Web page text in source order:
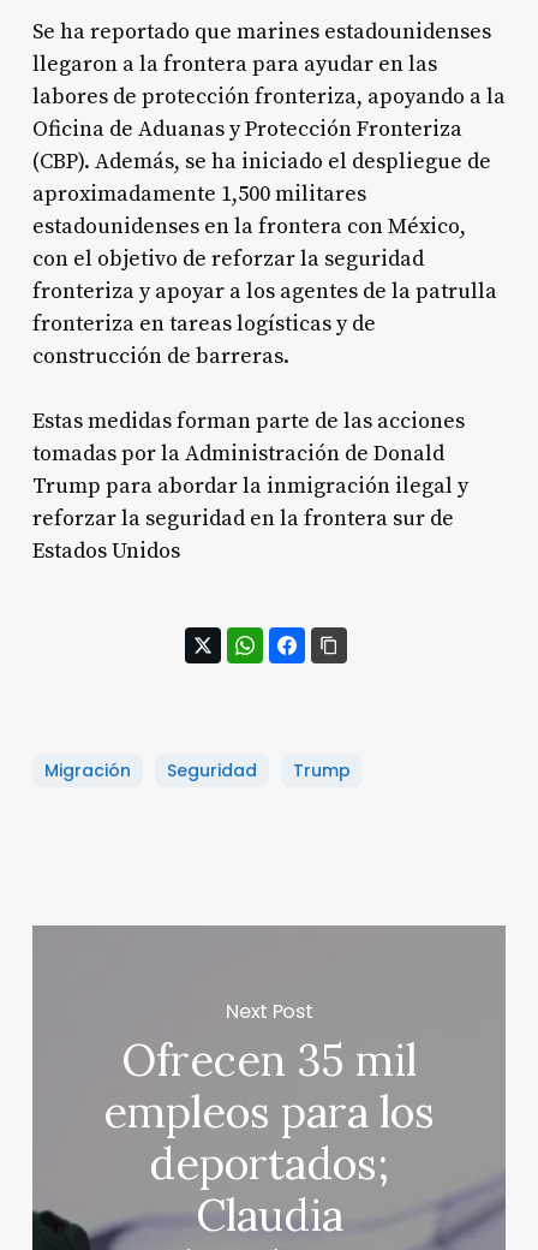
Se ha reportado que marines estadounidenses
llegaron a la frontera para ayudar en las
labores de protección fronteriza, apoyando a la
Oficina de Aduanas y Protección Fronteriza
(CBP). Además, se ha iniciado el despliegue de
aproximadamente 1,500 militares
estadounidenses en la frontera con México,
con el objetivo de reforzar la seguridad
fronteriza y apoyar a los agentes de la patrulla
fronteriza en tareas logísticas y de
construcción de barreras.
Estas medidas forman parte de las acciones
tomadas por la Administración de Donald
Trump para abordar la inmigración ilegal y
reforzar la seguridad en la frontera sur de
Estados Unidos
Migración Seguridad Trump
Next Post
Ofrecen 35 mil
empleos para los
deportados;
Claudia